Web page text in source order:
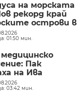
загина в
в Ямбол
на морската
рекорд край
острови в
море
01:50 мин.
Пак
на Ива
да се лекува
03:42 мин.